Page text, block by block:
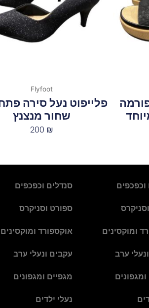
Flyfoot
פלייפוט נעל סירה
שחור מנצנץ
200 ₪
וכפכפים
ומוקסינים
ערב
סנדלים וכפכפים
ספורט וסניקרס
אוקספורד ומוקסינים
עקבים ונעלי ערב
מגפיים ומגפונים
נעלי ילדים